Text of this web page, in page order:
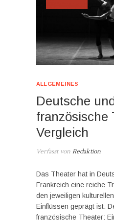
ALLGEMEINES
Deutsche
französische
Vergleich
Verfasst von Redaktion
Das Theater hat in
Frankreich eine reiche
den jeweiligen
Einflüssen geprägt ist.
französische Theater: